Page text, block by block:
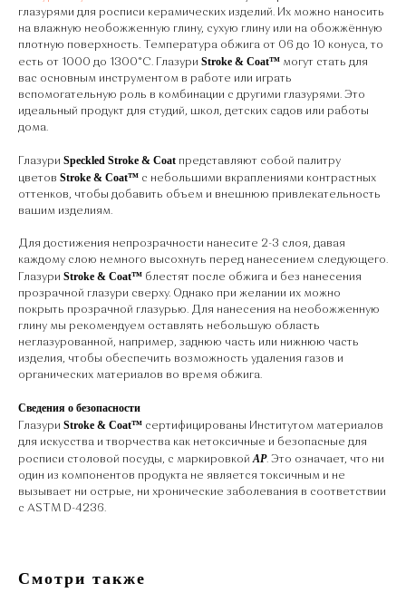
глазурями для росписи керамических изделий. Их можно наносить
на влажную необожженную глину, сухую глину или на обожжённую
плотную поверхность. Температура обжига от 06 до 10 конуса, то
есть от 1000 до 1300°С. Глазури Stroke & Coat™ могут стать для
вас основным инструментом в работе или играть
вспомогательную роль в комбинации с другими глазурями. Это
идеальный продукт для студий, школ, детских садов или работы
дома.
Глазури Speckled Stroke & Coat представляют собой палитру
цветов Stroke & Coat™ с небольшими вкраплениями контрастных
оттенков, чтобы добавить объем и внешнюю привлекательность
вашим изделиям.
Для достижения непрозрачности нанесите 2-3 слоя, давая
каждому слою немного высохнуть перед нанесением следующего.
Глазури Stroke & Coat™ блестят после обжига и без нанесения
прозрачной глазури сверху. Однако при желании их можно
покрыть прозрачной глазурью. Для нанесения на необожженную
глину мы рекомендуем оставлять небольшую область
неглазурованной, например, заднюю часть или нижнюю часть
изделия, чтобы обеспечить возможность удаления газов и
органических материалов во время обжига.
Сведения о безопасности
Глазури Stroke & Coat™ сертифицированы Институтом материалов
для искусства и творчества как нетоксичные и безопасные для
росписи столовой посуды, с маркировкойAP. Это означает, что ни
один из компонентов продукта не является токсичным и не
вызывает ни острые, ни хронические заболевания в соответствии
с ASTM D-4236.
Смотри также